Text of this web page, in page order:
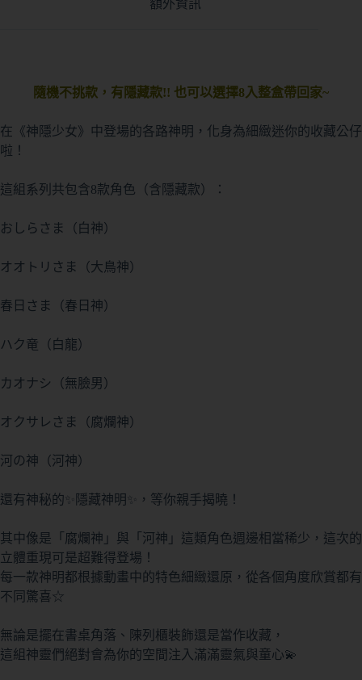
額外資訊
隨機不挑款，有隱藏款!! 也可以選擇8入整盒帶回家~
在《神隱少女》中登場的各路神明，化身為細緻迷你的收藏公仔
啦！
這組系列共包含8款角色（含隱藏款）：
おしらさま（白神）
オオトリさま（大鳥神）
春日さま（春日神）
ハク竜（白龍）
カオナシ（無臉男）
オクサレさま（腐爛神）
河の神（河神）
還有神秘的✨隱藏神明✨，等你親手揭曉！
其中像是「腐爛神」與「河神」這類角色週邊相當稀少，這次的
立體重現可是超難得登場！
每一款神明都根據動畫中的特色細緻還原，從各個角度欣賞都有
不同驚喜☆
無論是擺在書桌角落、陳列櫃裝飾還是當作收藏，
這組神靈們絕對會為你的空間注入滿滿靈氣與童心💫